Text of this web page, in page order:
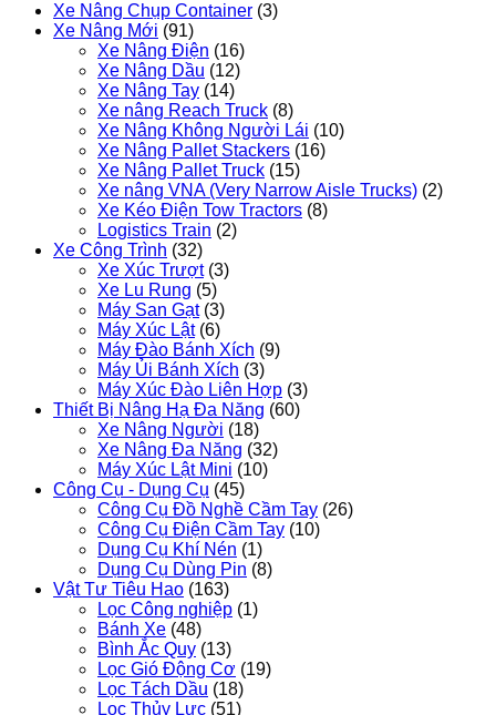
Xe Nâng Chụp Container (3)
Xe Nâng Mới (91)
Xe Nâng Điện (16)
Xe Nâng Dầu (12)
Xe Nâng Tay (14)
Xe nâng Reach Truck (8)
Xe Nâng Không Người Lái (10)
Xe Nâng Pallet Stackers (16)
Xe Nâng Pallet Truck (15)
Xe nâng VNA (Very Narrow Aisle Trucks) (2)
Xe Kéo Điện Tow Tractors (8)
Logistics Train (2)
Xe Công Trình (32)
Xe Xúc Trượt (3)
Xe Lu Rung (5)
Máy San Gạt (3)
Máy Xúc Lật (6)
Máy Đào Bánh Xích (9)
Máy Ủi Bánh Xích (3)
Máy Xúc Đào Liên Hợp (3)
Thiết Bị Nâng Hạ Đa Năng (60)
Xe Nâng Người (18)
Xe Nâng Đa Năng (32)
Máy Xúc Lật Mini (10)
Công Cụ - Dụng Cụ (45)
Công Cụ Đồ Nghề Cầm Tay (26)
Công Cụ Điện Cầm Tay (10)
Dụng Cụ Khí Nén (1)
Dụng Cụ Dùng Pin (8)
Vật Tư Tiêu Hao (163)
Lọc Công nghiệp (1)
Bánh Xe (48)
Bình Ắc Quy (13)
Lọc Gió Động Cơ (19)
Lọc Tách Dầu (18)
Lọc Thủy Lực (51)